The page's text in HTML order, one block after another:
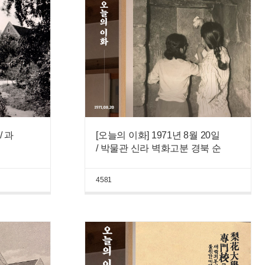
과
[오늘의 이화] 1971년 8월 20일
/ 박물관 신라 벽화고분 경북 순
4581